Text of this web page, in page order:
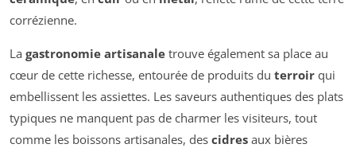
corrézienne.
La gastronomie artisanale trouve également sa place au
cœur de cette richesse, entourée de produits du terroir qui
embellissent les assiettes. Les saveurs authentiques des plats
typiques ne manquent pas de charmer les visiteurs, tout
comme les boissons artisanales, des cidres aux bières